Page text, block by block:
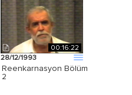
00:16:22
28/12/1993
Reenkarnasyon Bölüm
2